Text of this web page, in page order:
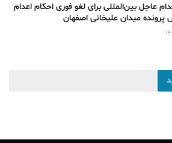
عاجل بین‌المللی برای لغو فوری احکام اعدام